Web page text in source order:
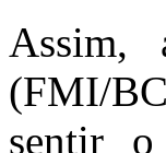
Assim,
(FMI/
sentir o